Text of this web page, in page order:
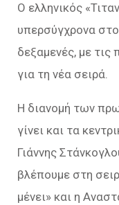
Ο ελληνικός
υπερσύγχρονα
δεξαμενές, με τις
για τη νέα σειρά.
Η διανομή των
γίνει και τα
Γιάννης
βλέπουμε στη
μένει» και η